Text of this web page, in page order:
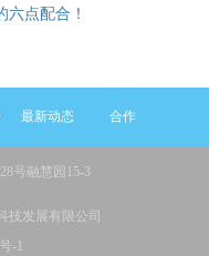
点配合！
最新动态 合作
号融慧园15-3
技发展有限公司
-1